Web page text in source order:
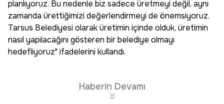
planlıyoruz. Bu nedenle biz sadece üretmeyi değil, aynı
zamanda ürettiğimizi değerlendirmeyi de önemsiyoruz.
Tarsus Belediyesi olarak üretimin içinde olduk, üretimin
nasıl yapılacağını gösteren bir belediye olmayı
hedefliyoruz" ifadelerini kullandı.
Haberin Devamı